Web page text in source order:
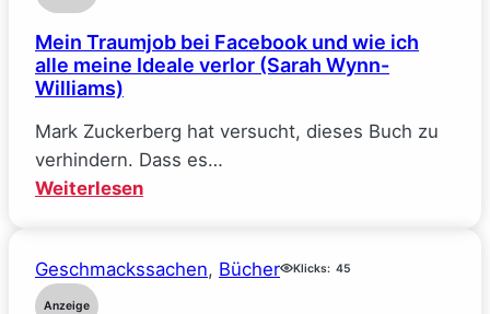
(Elle
Kennedy)
Mein Traumjob bei Facebook und wie ich
alle meine Ideale verlor (Sarah Wynn-
Williams)
Mark Zuckerberg hat versucht, dieses Buch zu
verhindern. Dass es…
Weiterlesen:
bei
Geschmackssachen, Bücher Klicks: 45
Anzeige